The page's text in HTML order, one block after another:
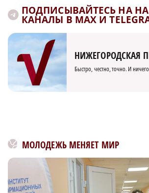
ПОДПИСЫВАЙТЕСЬ НА
КАНАЛЫ В MAX И
НИЖЕГОРОДСКАЯ
Быстро, честно, точно. И
МОЛОДЕЖЬ МЕНЯЕТ МИР